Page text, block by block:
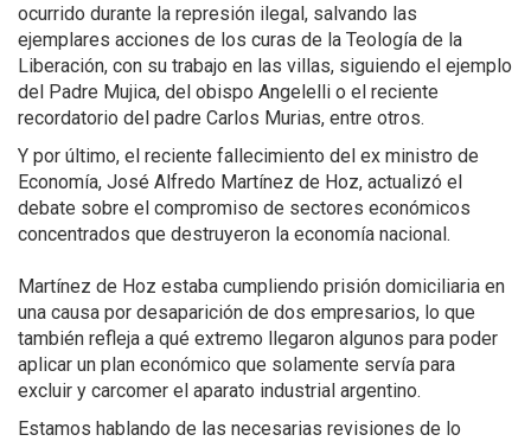
ocurrido durante la represión ilegal, salvando las
ejemplares acciones de los curas de la Teología de la
Liberación, con su trabajo en las villas, siguiendo el ejemplo
del Padre Mujica, del obispo Angelelli o el reciente
recordatorio del padre Carlos Murias, entre otros.
Y por último, el reciente fallecimiento del ex ministro de
Economía, José Alfredo Martínez de Hoz, actualizó el
debate sobre el compromiso de sectores económicos
concentrados que destruyeron la economía nacional.
Martínez de Hoz estaba cumpliendo prisión domiciliaria en
una causa por desaparición de dos empresarios, lo que
también refleja a qué extremo llegaron algunos para poder
aplicar un plan económico que solamente servía para
excluir y carcomer el aparato industrial argentino.
Estamos hablando de las necesarias revisiones de lo